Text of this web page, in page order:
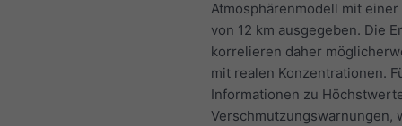
Atmosphärenmodell mit
von 12 km ausgegeben. Die
korrelieren daher
mit realen Konzentrationen.
Informationen zu
Verschmutzungswarnungen,